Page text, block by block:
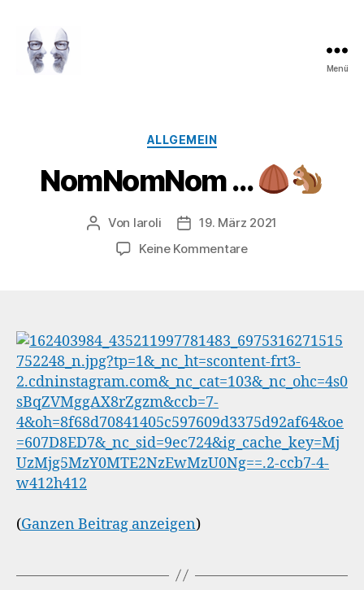
Menü
Kategorien
ALLGEMEIN
NomNomNom …
Beitragsautor
Von laroli Veröffentlichungsdatum
19. März 2021
Keine Kommentarezu
(Ganzen Beitrag anzeigen)